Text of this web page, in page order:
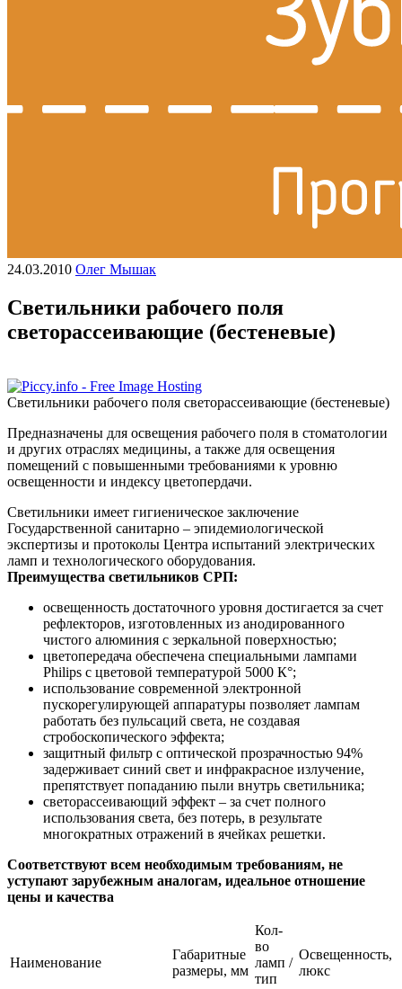
24.03.2010 Олег Мышак
Светильники рабочего поля
светорассеивающие (бестеневые)
Светильники рабочего поля светорассеивающие (бестеневые)
Предназначены для освещения рабочего поля в стоматологии
и других отраслях медицины, а также для освещения
помещений с повышенными требованиями к уровню
освещенности и индексу цветопердачи.
Светильники имеет гигиеническое заключение
Государственной санитарно – эпидемиологической
экспертизы и протоколы Центра испытаний электрических
ламп и технологического оборудования.
Преимущества светильников СРП:
освещенность достаточного уровня достигается за счет
рефлекторов, изготовленных из анодированного
чистого алюминия с зеркальной поверхностью;
цветопередача обеспечена специальными лампами
Philips с цветовой температурой 5000 К°;
использование современной электронной
пускорегулирующей аппаратуры позволяет лампам
работать без пульсаций света, не создавая
стробоскопического эффекта;
защитный фильтр с оптической прозрачностью 94%
задерживает синий свет и инфракрасное излучение,
препятствует попаданию пыли внутрь светильника;
светорассеивающий эффект – за счет полного
использования света, без потерь, в результате
многократных отражений в ячейках решетки.
Соответствуют всем необходимым требованиям, не
уступают зарубежным аналогам, идеальное отношение
цены и качества
Наименование
Габаритные
размеры, мм
Кол-
во
ламп /
тип
Освещенность,
люкс